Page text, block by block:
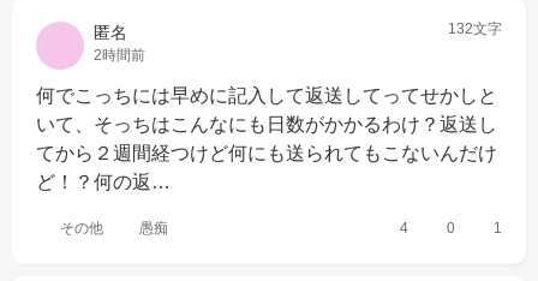
匿名
2時間前
132文字
何でこっちには早めに記入して返送してってせかしと
いて、そっちはこんなにも日数がかかるわけ？返送し
てから２週間経つけど何にも送られてもこないんだけ
ど！？何の返…
その他 愚痴 4 0 1